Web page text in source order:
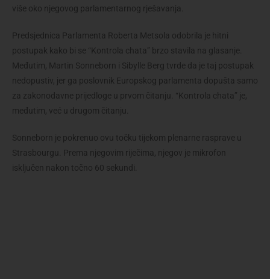
više oko njegovog parlamentarnog rješavanja.
Predsjednica Parlamenta Roberta Metsola odobrila je hitni
postupak kako bi se “Kontrola chata” brzo stavila na glasanje.
Međutim, Martin Sonneborn i Sibylle Berg tvrde da je taj postupak
nedopustiv, jer ga poslovnik Europskog parlamenta dopušta samo
za zakonodavne prijedloge u prvom čitanju. “Kontrola chata” je,
međutim, već u drugom čitanju.
Sonneborn je pokrenuo ovu točku tijekom plenarne rasprave u
Strasbourgu. Prema njegovim riječima, njegov je mikrofon
isključen nakon točno 60 sekundi.